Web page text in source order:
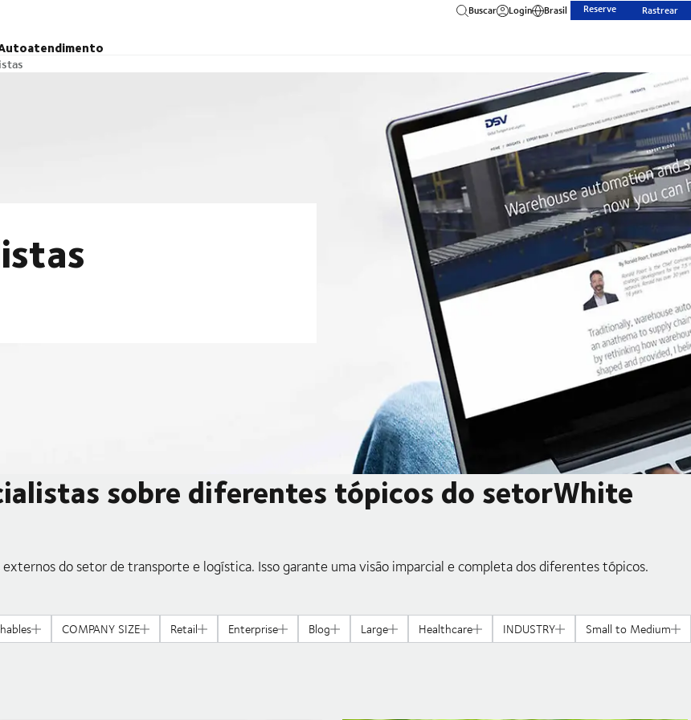
Buscar Login Brasil Reserve Rastrear
sobre diferentes tópicos do setorWhite
do setor de transporte e logística. Isso garante uma visão imparcial e completa dos diferentes tópicos.
COMPANY SIZE Retail Enterprise Blog Large Healthcare INDUSTRY
Small to Medium